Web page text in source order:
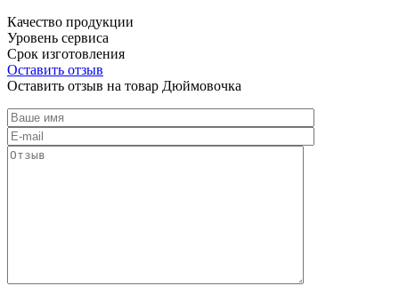
Качество продукции
Уровень сервиса
Срок изготовления
Оставить отзыв
Оставить отзыв на товар Дюймовочка